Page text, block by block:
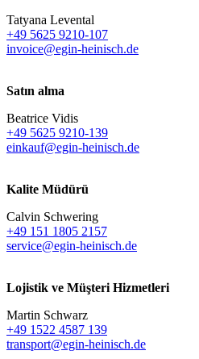
Tatyana Levental
+49 5625 9210-107
invoice@egin-heinisch.de
Satın alma
Beatrice Vidis
+49 5625 9210-139
einkauf@egin-heinisch.de
Kalite Müdürü
Calvin Schwering
+49 151 1805 2157
service@egin-heinisch.de
Lojistik ve Müşteri Hizmetleri
Martin Schwarz
+49 1522 4587 139
transport@egin-heinisch.de